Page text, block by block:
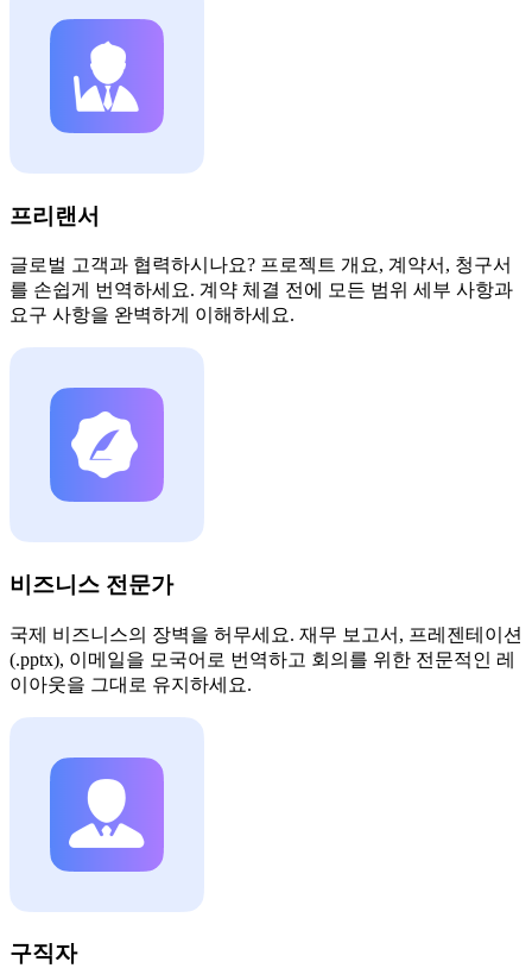
프리랜서
글로벌 고객과 협력하시나요? 프로젝트 개요, 계약서, 청구서
를 손쉽게 번역하세요. 계약 체결 전에 모든 범위 세부 사항과
요구 사항을 완벽하게 이해하세요.
비즈니스 전문가
국제 비즈니스의 장벽을 허무세요. 재무 보고서, 프레젠테이션
(.pptx), 이메일을 모국어로 번역하고 회의를 위한 전문적인 레
이아웃을 그대로 유지하세요.
구직자